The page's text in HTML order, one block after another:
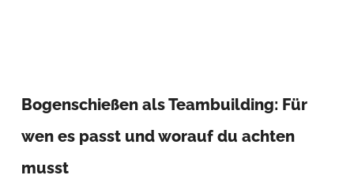
Bogenschießen als Teambuilding: Für
wen es passt und worauf du achten
musst